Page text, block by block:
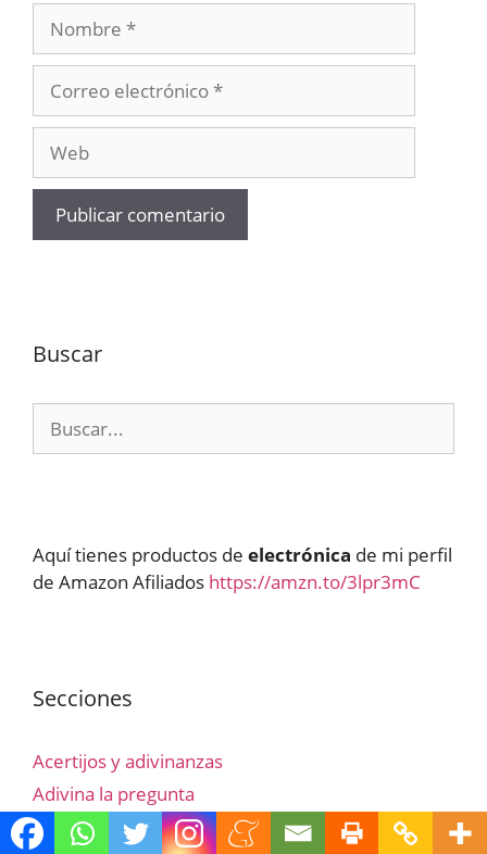
Nombre
electrónico
Buscar
Aquí tienes productos de electrónica de mi perfil
de Amazon Afiliados https://amzn.to/3lpr3mC
Secciones
Acertijos y adivinanzas
Adivina la pregunta
Animales y plantas